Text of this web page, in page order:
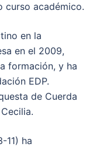
curso académico.
en la
en el 2009,
formación, y ha
EDP.
de Cuerda
11) ha